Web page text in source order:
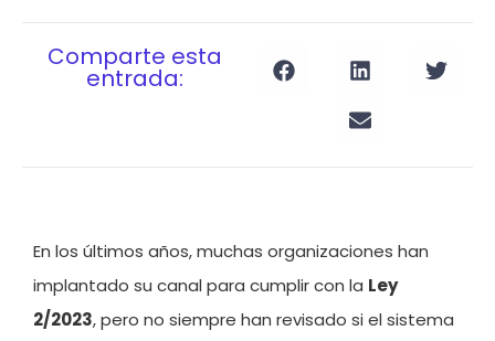
Comparte esta
entrada:
En los últimos años, muchas organizaciones han
implantado su canal para cumplir con la Ley
2/2023, pero no siempre han revisado si el sistema